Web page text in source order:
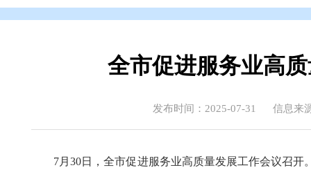
全市促进服务业高
发布时间：2025-07-31 信息来
7月30日，全市促进服务业高质量发展工作会议召